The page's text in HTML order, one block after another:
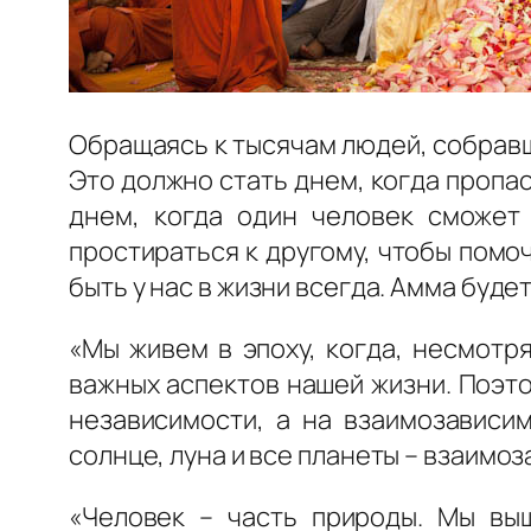
Обращаясь к тысячам людей,
Это должно стать днем, когда
днем, когда один человек сможет
простираться к другому, чтобы
быть у нас в жизни всегда. Амма
«Мы живем в эпоху, когда,
важных аспектов нашей жизни.
независимости, а на
солнце, луна и все планеты –
«Человек – часть природы. Мы